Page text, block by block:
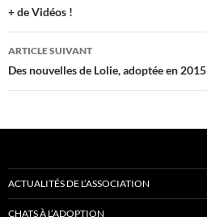
des
articles
+ de Vidéos !
ARTICLE SUIVANT
Des nouvelles de Lolie, adoptée en 2015
ACTUALITÉS DE L’ASSOCIATION
CHATS À L’ADOPTION